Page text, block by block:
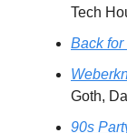
Tech
Back for
Goth,
90s